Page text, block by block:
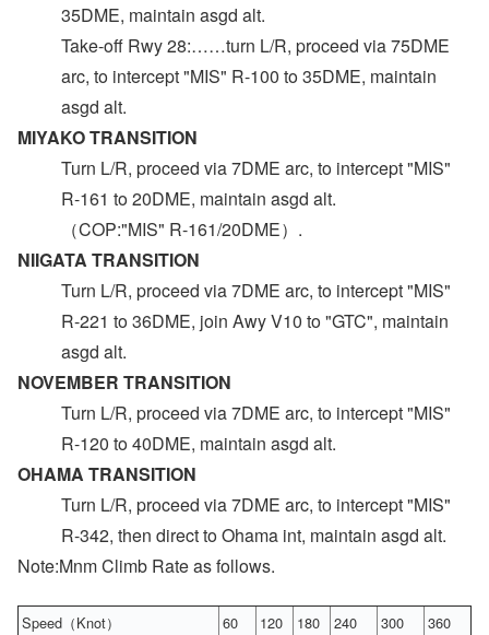
35DME, maintain asgd alt.
Take-off Rwy 28:……turn L/R, proceed via 75DME
arc, to intercept "MIS" R-100 to 35DME, maintain
asgd alt.
MIYAKO TRANSITION
Turn L/R, proceed via 7DME arc, to intercept "MIS"
R-161 to 20DME, maintain asgd alt.
（COP:"MIS" R-161/20DME）.
NIIGATA TRANSITION
Turn L/R, proceed via 7DME arc, to intercept "MIS"
R-221 to 36DME, join Awy V10 to "GTC", maintain
asgd alt.
NOVEMBER TRANSITION
Turn L/R, proceed via 7DME arc, to intercept "MIS"
R-120 to 40DME, maintain asgd alt.
OHAMA TRANSITION
Turn L/R, proceed via 7DME arc, to intercept "MIS"
R-342, then direct to Ohama int, maintain asgd alt.
Note:Mnm Climb Rate as follows.
Speed（Knot） 60 120 180 240 300 360